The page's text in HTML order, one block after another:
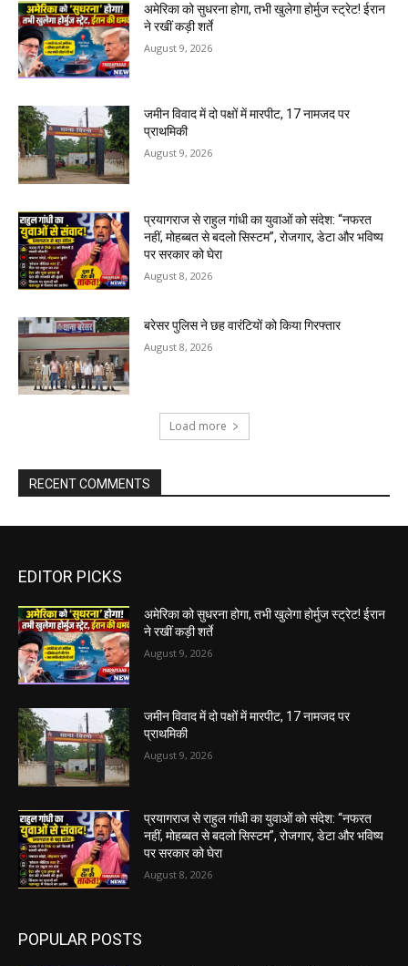
अमेरिका को सुधरना होगा, तभी खुलेगा होर्मुज स्ट्रेट! ईरान
ने रखीं कड़ी शर्ते
August 9, 2026
जमीन विवाद में दो पक्षों में मारपीट, 17 नामजद पर
प्राथमिकी
August 9, 2026
प्रयागराज से राहुल गांधी का युवाओं को संदेश: “नफरत
नहीं, मोहब्बत से बदलो सिस्टम”, रोजगार, डेटा और भविष्य
पर सरकार को घेरा
August 8, 2026
बरेसर पुलिस ने छह वारंटियों को किया गिरफ्तार
August 8, 2026
Load more
RECENT COMMENTS
EDITOR PICKS
अमेरिका को सुधरना होगा, तभी खुलेगा होर्मुज स्ट्रेट! ईरान
ने रखीं कड़ी शर्ते
August 9, 2026
जमीन विवाद में दो पक्षों में मारपीट, 17 नामजद पर
प्राथमिकी
August 9, 2026
प्रयागराज से राहुल गांधी का युवाओं को संदेश: “नफरत
नहीं, मोहब्बत से बदलो सिस्टम”, रोजगार, डेटा और भविष्य
पर सरकार को घेरा
August 8, 2026
POPULAR POSTS